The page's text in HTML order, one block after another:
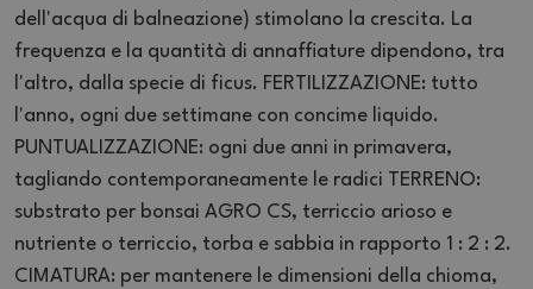
dell'acqua di balneazione) stimolano la crescita. La
frequenza e la quantità di annaffiature dipendono, tra
l'altro, dalla specie di ficus. FERTILIZZAZIONE: tutto
l'anno, ogni due settimane con concime liquido.
PUNTUALIZZAZIONE: ogni due anni in primavera,
tagliando contemporaneamente le radici TERRENO:
substrato per bonsai AGRO CS, terriccio arioso e
nutriente o terriccio, torba e sabbia in rapporto 1 : 2 : 2.
CIMATURA: per mantenere le dimensioni della chioma,